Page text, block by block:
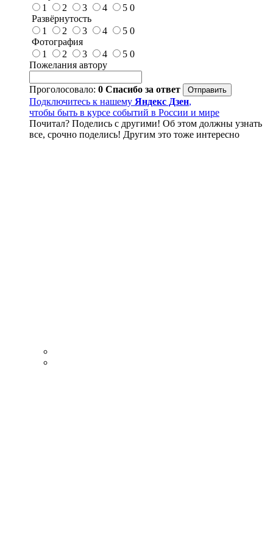
1
2 3 4 5 0
Развёрнутость
1
2 3 4 5 0
Фотография
1
2 3 4 5 0
Пожелания автору
Проголосовало: 0 Спасибо за ответ
Подключитесь к нашему Яндекс Дзен,
чтобы быть в курсе событий в России и мире
Почитал? Поделись с другими! Об этом должны узнать
все, срочно поделись! Другим это тоже интересно